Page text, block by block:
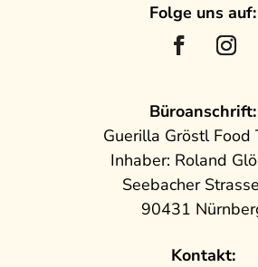
Folge uns auf:
Büroanschrift:
Guerilla Gröstl Food
Inhaber: Roland
Seebacher
90431
Kontakt: